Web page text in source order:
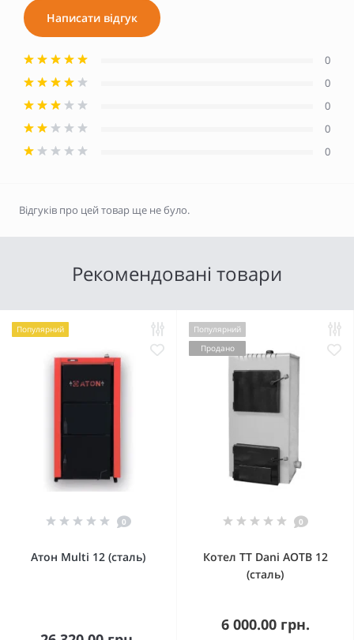
Написати відгук
0
0
0
0
0
Відгуків про цей товар ще не було.
Рекомендовані товари
Популярний
0
Атон Multi 12 (сталь)
Популярний
Продано
0
Котел ТТ Dani АОТВ 12
(сталь)
6 000.00 грн.